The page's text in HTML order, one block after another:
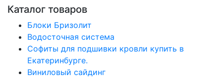
Каталог товаров
Блоки Бризолит
Водосточная система
Софиты для подшивки кровли купить в
Екатеринбурге.
Виниловый сайдинг